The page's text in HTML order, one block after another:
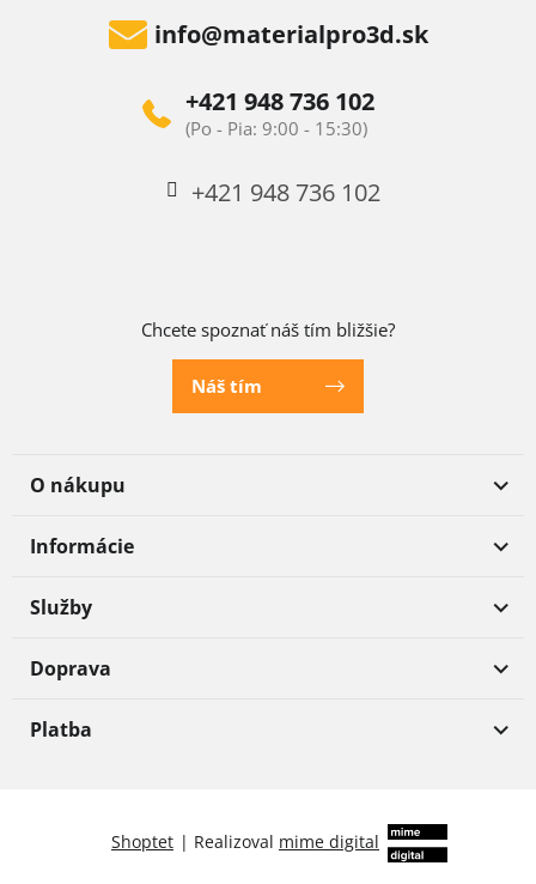
info@materialpro3d.sk
+421 948 736 102
+421 948 736 102
Chcete spoznať náš tím bližšie?
Náš tím
O nákupu
Informácie
Služby
Doprava
Platba
Shoptet | Realizoval mime digital